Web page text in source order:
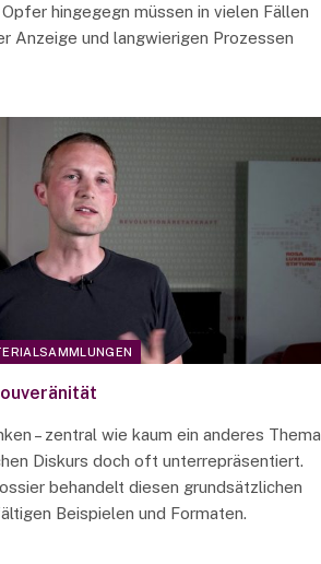
hingegegn müssen in vielen Fällen
Anzeige und langwierigen Prozessen
– zentral wie kaum ein anderes Thema
Diskurs doch oft unterrepräsentiert.
behandelt diesen grundsätzlichen
Beispielen und Formaten.